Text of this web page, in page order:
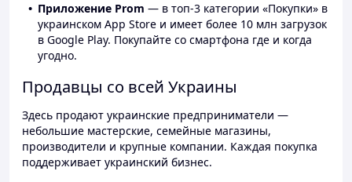
Приложение Prom — в топ-3 категории «Покупки» в
украинском App Store и имеет более 10 млн загрузок
в Google Play. Покупайте со смартфона где и когда
угодно.
Продавцы со всей Украины
Здесь продают украинские предприниматели —
небольшие мастерские, семейные магазины,
производители и крупные компании. Каждая покупка
поддерживает украинский бизнес.